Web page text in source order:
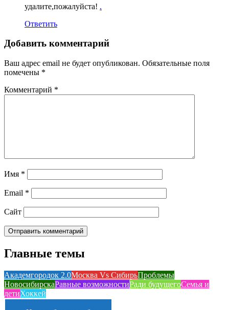
удалите,пожалуйста! .
Ответить
Добавить комментарий
Ваш адрес email не будет опубликован. Обязательные поля
помечены *
Комментарий *
Имя *
Email *
Сайт
Главные темы
Академгородок 2.0Москва Vs СибирьПроблемы
НовосибирскаРавные возможностиРади будущегоСемья и
детиХоккей